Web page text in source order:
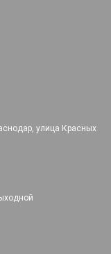
улица Красных